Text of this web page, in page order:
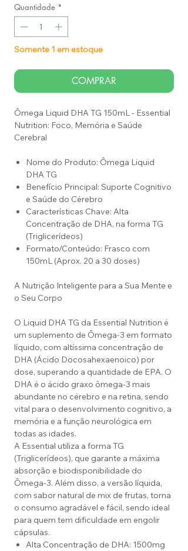
Quantidade *
Somente 1 em estoque
COMPRAR
Ômega Liquid DHA TG 150mL - Essential
Nutrition: Foco, Memória e Saúde
Cerebral
Nome do Produto: Ômega Liquid
DHA TG
Benefício Principal: Suporte Cognitivo
e Saúde do Cérebro
Características Chave: Alta
Concentração de DHA, na forma TG
(Triglicerídeos)
Formato/Conteúdo: Frasco com
150mL (Aprox. 20 a 30 doses)
A Nutrição Inteligente para a Sua Mente e
o Seu Corpo
O Liquid DHA TG da Essential Nutrition é
um suplemento de Ômega-3 em formato
líquido, com altíssima concentração de
DHA (Ácido Docosahexaenoico) por
dose, superando a quantidade de EPA. O
DHA é o ácido graxo ômega-3 mais
abundante no cérebro e na retina, sendo
vital para o desenvolvimento cognitivo, a
memória e a função neurológica em
todas as idades.
A Essential utiliza a forma TG
(Triglicerídeos), que garante a máxima
absorção e biodisponibilidade do
Ômega-3. Além disso, a versão líquida,
com sabor natural de mix de frutas, torna
o consumo agradável e fácil, sendo ideal
para quem tem dificuldade em engolir
cápsulas.
Alta Concentração de DHA: 1500mg